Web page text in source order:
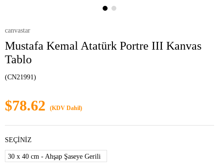
canvastar
Mustafa Kemal Atatürk Portre III Kanvas
Tablo
(CN21991)
$78.62 (KDV Dahil)
SEÇİNİZ
30 x 40 cm - Ahşap Şaseye Gerili